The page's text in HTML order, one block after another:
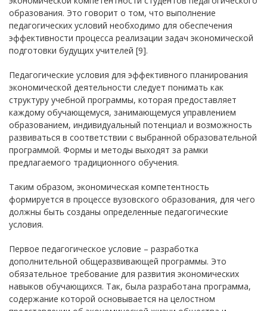
образования. Это говорит о том, что выполнение
педагогических условий необходимо для обеспечения
эффективности процесса реализации задач экономической
подготовки будущих учителей [9].
Педагогические условия для эффективного планирования
экономической деятельности следует понимать как
структуру учебной программы, которая предоставляет
каждому обучающемуся, занимающемуся управлением
образованием, индивидуальный потенциал и возможность
развиваться в соответствии с выбранной образовательной
программой. Формы и методы выходят за рамки
предлагаемого традиционного обучения.
Таким образом, экономическая компетентность
формируется в процессе вузовского образования, для чего
должны быть созданы определенные педагогические
условия.
Первое педагогическое условие – разработка
дополнительной общеразвивающей программы. Это
обязательное требование для развития экономических
навыков обучающихся. Так, была разработана программа,
содержание которой основывается на целостном